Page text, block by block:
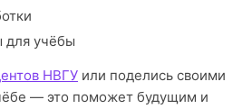
для учёбы
НВГУ или поделись своими
— это поможет будущим и